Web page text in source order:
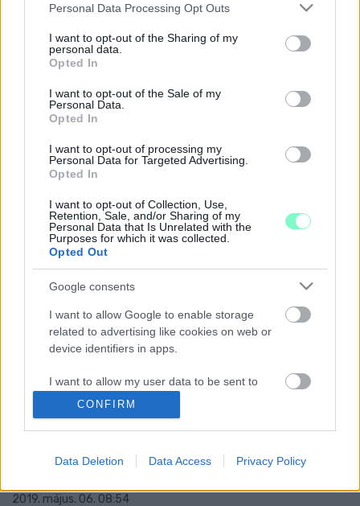
Please note that this website/app uses one or more Google
not limited to your visit or usage behaviour. You may click to
grant or deny consent to Google and its third-party tags to
use your data for below specified purposes in below Google
consent section.
Personal Data Processing Opt Outs
I want to opt-out of the Sharing of my
personal data.
Opted In
I want to opt-out of the Sale of my
Personal Data.
Opted In
I want to opt-out of processing my
Personal Data for Targeted Advertising.
Opted In
I want to opt-out of Collection, Use,
Retention, Sale, and/or Sharing of my
Personal Data that Is Unrelated with the
Purposes for which it was collected.
Opted Out
Google consents
I want to allow Google to enable storage
related to advertising like cookies on web or
device identifiers in apps.
I want to allow my user data to be sent to
Google for online advertising purposes.
I want to allow Google to send me
related to analytics like cookies on web or
CONFIRM
Data Deletion Data Access Privacy Policy
polgármesteri tisztségért.
VIDEÓ - RÁBA KÁLMÁN INDUL A KŐSZEGI
POLGÁRMESTERSÉGÉRT
2019. július. 15. 08:31
Meglepő helyszínen jelentette be.
A FIDESZES VÁROSVEZETÉS ANNYIRA SAJÁT
SIKERÉNEK AKARJA KIKIÁLTANI A KŐSZEGI
DÓZSA GYÖRGY ÚT FELÚJÍTÁSÁT, HOGY MÉG A
KORÁBBI TESTÜLETI ÜLÉSEN
ELHANGZOTTAKAT IS LETAGADJA
2019. július. 12. 10:57
Csakhogy az utca felújításáért eddig gründoló Rába Kálmánnak
hangfelvétele van felszólalásáról.
RÁBA KÁLMÁN: BALÁZSY PÉTER
HALADÉKTALANUL MONDJON LE A FŐJEGYZŐI
POSZTRÓL
2019. június. 21. 17:29
A Jobbik megyei frakciójának vezetője azt mondja, nem lehet
valaki egyszerre jegyző és polgármesterjelölt is.
KŐSZEGEN MEGRENDEZETT LAKOSSÁGI
FÓRUMON
2019. május. 22. 07:48
2019. május. 06. 08:54